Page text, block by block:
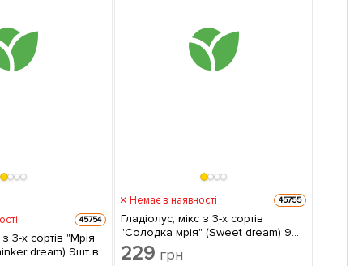
45754
з 3-х сортів "Мрія
dream) 9шт в
Немає в наявності 45755
Гладіолус, мікс з 3-х сортів
"Солодка мрія" (Sweet dream) 9шт
в комплекті
229 грн